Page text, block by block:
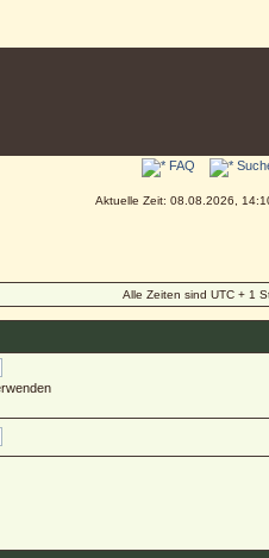
FAQ
Aktuelle Zeit: 08.08.2026,
Alle Zeiten sind UTC + 1